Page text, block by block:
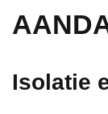
Isolatie